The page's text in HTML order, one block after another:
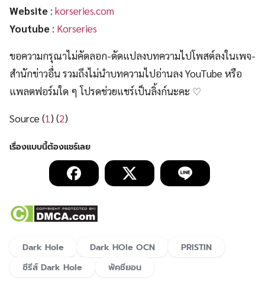
Website : korseries.com
Youtube : Korseries
ขอความกรุณาไม่คัดลอก-ดัดแปลงบทความไปโพสต์ลงในเพจ-
สำนักข่าวอื่น รวมถึงไม่นำบทความไปอ่านลง YouTube หรือ
แพลตฟอร์มใด ๆ โปรดช่วยแชร์เป็นลิ้งก์นะคะ ♡
Source (1) (2)
Dark Hole Dark HOle OCN
PRISTIN
ซีรีส์ Dark Hole
พัคชียอน